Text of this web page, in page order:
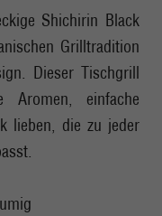
Shichirin Black
Grilltradition
Dieser Tischgrill
einfache
lieben, die zu jeder